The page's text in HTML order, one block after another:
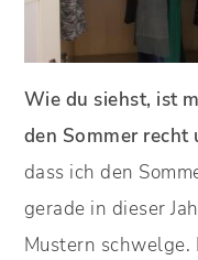
Wie du siehst, ist
den Sommer recht
dass ich den
gerade in dieser
Mustern